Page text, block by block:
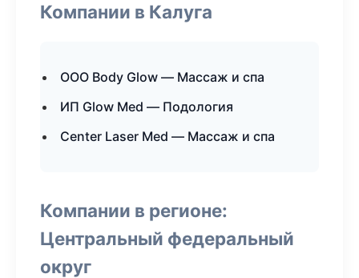
Компании в Калуга
ООО Body Glow — Массаж и спа
ИП Glow Med — Подология
Center Laser Med — Массаж и спа
Компании в регионе:
Центральный федеральный
округ